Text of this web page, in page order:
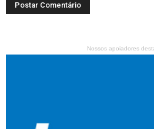
Nossos apoiadores